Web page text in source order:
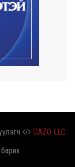
долоо
DAZO LLC